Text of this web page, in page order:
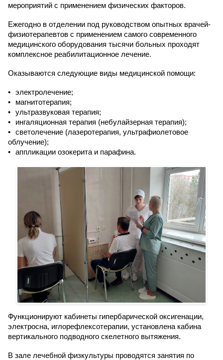
мероприятий с применением физических факторов.
Ежегодно в отделении под руководством опытных врачей-
физиотерапевтов с применением самого современного
медицинского оборудования тысячи больных проходят
комплексное реабилитационное лечение.
Оказываются следующие виды медицинской помощи:
электролечение;
магнитотерапия;
ультразвуковая терапия;
ингаляционная терапия (небулайзерная терапия);
светолечение (лазеротерапия, ультрафиолетовое
облучение);
аппликации озокерита и парафина.
Функционируют кабинеты гипербарической оксигенации,
электросна, иглорефлексотерапии, установлена кабина
вертикального подводного скелетного вытяжения.
В зале лечебной физкультуры проводятся занятия по